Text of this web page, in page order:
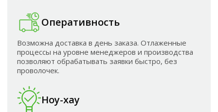
Оперативность
Возможна доставка в день заказа. Отлаженные
процессы на уровне менеджеров и производства
позволяют обрабатывать заявки быстро, без
проволочек.
Ноу-хау